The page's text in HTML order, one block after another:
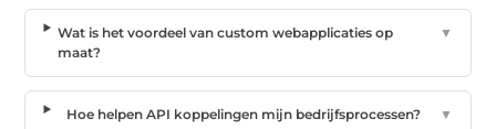
Wat is het voordeel van custom webapplicaties op
maat?
▼
Hoe helpen API koppelingen mijn bedrijfsprocessen? ▼